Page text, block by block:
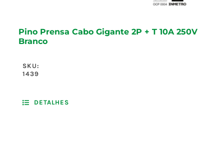
Pino Prensa Cabo Gigante 2P + T 10A 250V
Branco
SKU:
1439
DETALHES